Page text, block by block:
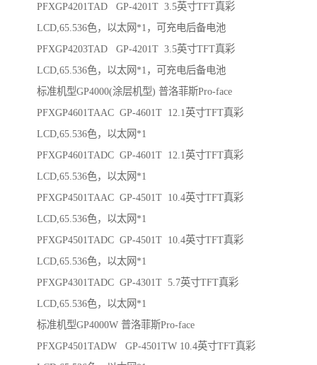
PFXGP4201TAD GP-4201T 3.5英寸TFT真彩
LCD,65.536色，以太网*1，可充电后备电池
PFXGP4203TAD GP-4201T 3.5英寸TFT真彩
LCD,65.536色，以太网*1，可充电后备电池
标准机型GP4000(涂层机型) 普洛菲斯Pro-face
PFXGP4601TAAC GP-4601T 12.1英寸TFT真彩
LCD,65.536色，以太网*1
PFXGP4601TADC GP-4601T 12.1英寸TFT真彩
LCD,65.536色，以太网*1
PFXGP4501TAAC GP-4501T 10.4英寸TFT真彩
LCD,65.536色，以太网*1
PFXGP4501TADC GP-4501T 10.4英寸TFT真彩
LCD,65.536色，以太网*1
PFXGP4301TADC GP-4301T 5.7英寸TFT真彩
LCD,65.536色，以太网*1
标准机型GP4000W 普洛菲斯Pro-face
PFXGP4501TADW GP-4501TW 10.4英寸TFT真彩